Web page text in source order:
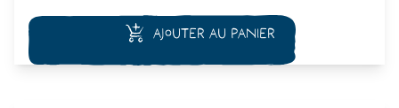
Ajouter au panier